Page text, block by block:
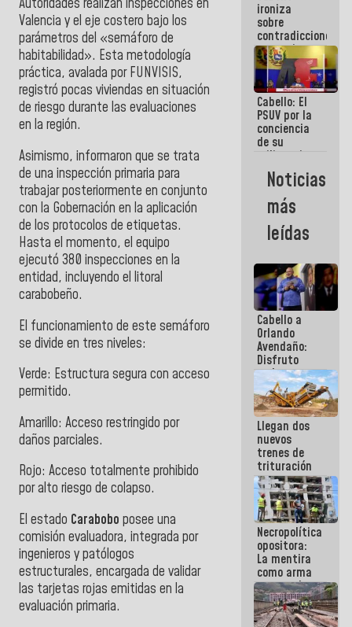
Autoridades realizan inspecciones en
Valencia y el eje costero bajo los
parámetros del «semáforo de
habitabilidad». Esta metodología
práctica, avalada por FUNVISIS,
registró pocas viviendas en situación
de riesgo durante las evaluaciones
en la región.
Asimismo, informaron que se trata
de una inspección primaria para
trabajar posteriormente en conjunto
con la Gobernación en la aplicación
de los protocolos de etiquetas.
Hasta el momento, el equipo
ejecutó 380 inspecciones en la
entidad, incluyendo el litoral
carabobeño.
El funcionamiento de este semáforo
se divide en tres niveles:
Verde: Estructura segura con acceso
permitido.
Amarillo: Acceso restringido por
daños parciales.
Rojo: Acceso totalmente prohibido
por alto riesgo de colapso.
El estado Carabobo posee una
comisión evaluadora, integrada por
ingenieros y patólogos
estructurales, encargada de validar
las tarjetas rojas emitidas en la
evaluación primaria.
la semana
que viene
hay
programa
ironiza
sobre
contradicciones
y mentiras
de María
Machado:
¡Créanle!
Cabello: El
PSUV por la
conciencia
de su
militancia
es la
organización
política más
sólida de
Venezuela
Noticias
más
leídas
Cabello a
Orlando
Avendaño:
Disfruto
cada vez
que escribes
porque lo
que haces
es
embarrarla
Llegan dos
nuevos
trenes de
trituración
para
optimizar
manejo de
escombros
en La Guaira
Necropolítica
opositora:
La mentira
como arma
contra el
Pueblo